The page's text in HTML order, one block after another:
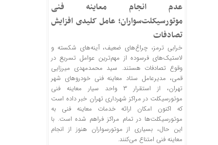
عدم انجام معاینه فنی
موتورسیکلت‌سواران؛ عامل کلیدی افزایش
تصادفات
خرابی ترمز، چراغ‌های ضعیف، آینه‌های شکسته و
لاستیک‌های فرسوده از مهم‌ترین عوامل تسریع در
وقوع تصادفات هستند. سید محمدمهدی میرزایی
قمی، مدیرعامل ستاد معاینه فنی خودروهای شهر
تهران، از استقرار ۳ واحد سیار معاینه فنی
موتورسیکلت در مراکز شهرداری تهران خبر داده است
که اکنون امکان ارائه خدمات معاینه فنی به
موتورسیکلت‌ها در تمام مراکز فراهم شده است. با
این حال، بسیاری از موتورسواران هنوز از انجام
معاینه فنی امتناع می‌کنند.